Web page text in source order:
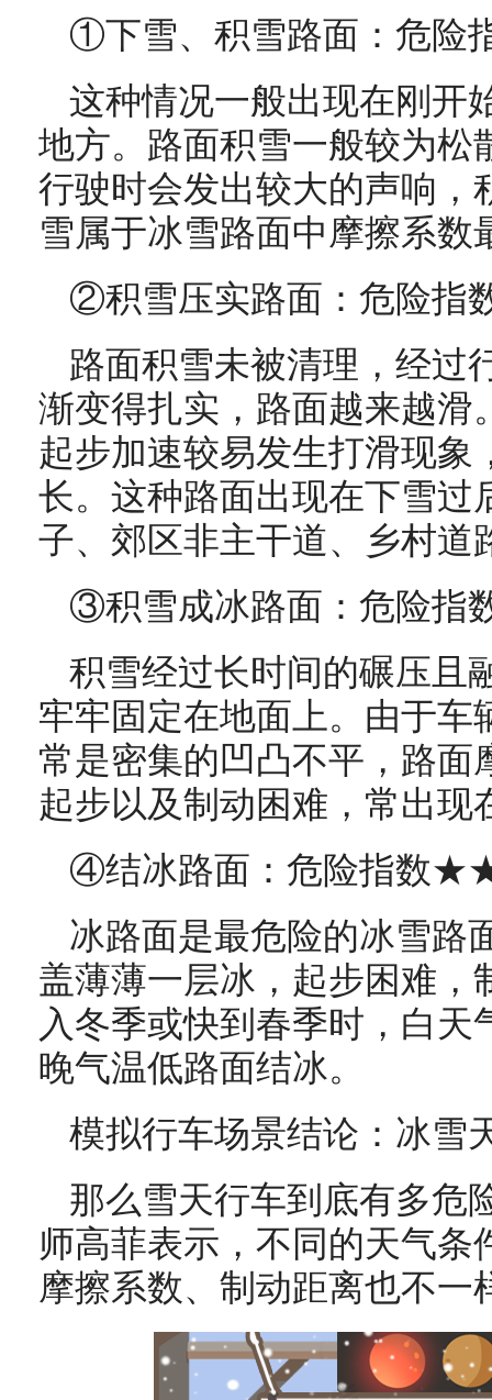
①下雪、积雪路面：危
这种情况一般出现在刚开
地方。路面积雪一般较为松
行驶时会发出较大的声响，
雪属于冰雪路面中摩擦系数
②积雪压实路面：危险
路面积雪未被清理，经过
渐变得扎实，路面越来越滑
起步加速较易发生打滑现象
长。这种路面出现在下雪过
子、郊区非主干道、乡村道
③积雪成冰路面：危险
积雪经过长时间的碾压且
牢牢固定在地面上。由于车
常是密集的凹凸不平，路面
起步以及制动困难，常出现
④结冰路面：危险指
冰路面是最危险的冰雪路
盖薄薄一层冰，起步困难，
入冬季或快到春季时，白
晚气温低路面结冰。
模拟行车场景结论：冰雪
那么雪天行车到底有多危
师高菲表示，不同的天气条
摩擦系数、制动距离也不一